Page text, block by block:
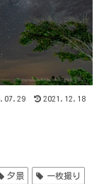
2021.12.18
夕景 一枚撮り